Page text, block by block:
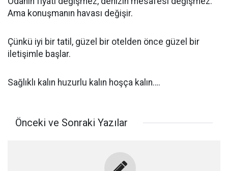
Ama konuşmanın havası değişir.
Çünkü iyi bir tatil, güzel bir otelden önce güzel bir
iletişimle başlar.
Sağlıklı kalın huzurlu kalın hoşça kalın….
Önceki ve Sonraki Yazılar